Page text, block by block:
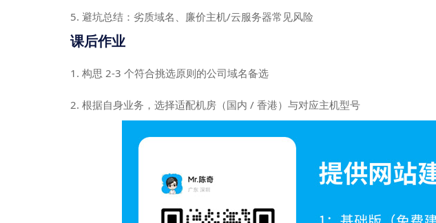
5. 避坑总结：劣质域名、廉价主机/云服务器常见风险
课后作业
1. 构思 2-3 个符合挑选原则的公司域名备选
2. 根据自身业务，选择适配机房（国内 / 香港）与对应主机型号